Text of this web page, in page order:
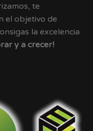
te
el objetivo de
la excelencia
y a crecer!